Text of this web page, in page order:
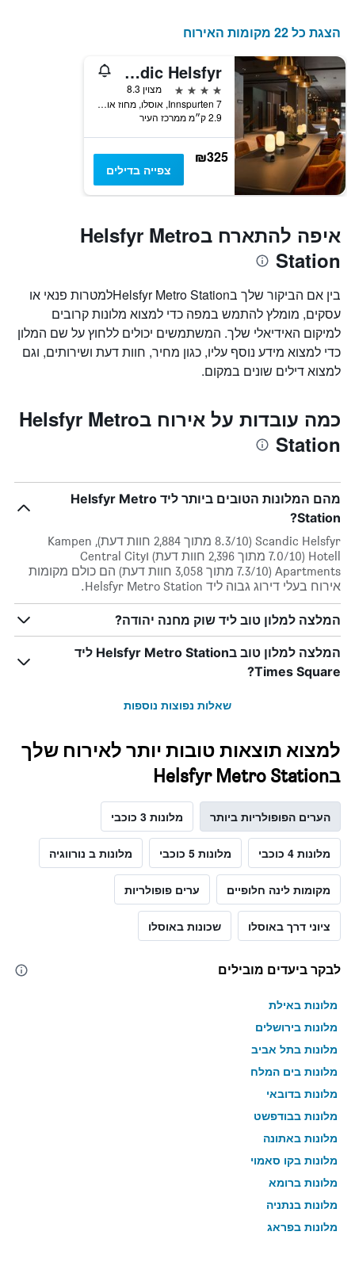
הצגת כל 22 מקומות האירוח
Scandic Helsfyr
4 כוכבים
מצוין 8.3
Innspurten 7, אוסלו, מחוז אוסלו, נורווגיה
2.9 ק״מ ממרכז העיר
₪325
צפייה בדילים
איפה להתארח בHelsfyr Metro
Station
בין אם הביקור שלך בHelsfyr Metro Stationלמטרות פנאי או
עסקים, מומלץ להתמש במפה כדי למצוא מלונות קרובים
למיקום האידיאלי שלך. המשתמשים יכולים ללחוץ על שם המלון
כדי למצוא מידע נוסף עליו, כגון מחיר, חוות דעת ושירותים, וגם
למצוא דילים שונים במקום.
כמה עובדות על אירוח בHelsfyr Metro
Station
מהם המלונות הטובים ביותר ליד Helsfyr Metro
Station?
Scandic Helsfyr (8.3/10 מתוך 2,884 חוות דעת), Kampen
Hotell (7.0/10 מתוך 2,396 חוות דעת) וCentral City
Apartments (7.3/10 מתוך 3,058 חוות דעת) הם כולם מקומות
אירוח בעלי דירוג גבוה ליד Helsfyr Metro Station.
המלצה למלון טוב ליד שוק מחנה יהודה?
המלצה למלון טוב בHelsfyr Metro Station ליד
Times Square?
שאלות נפוצות נוספות
למצוא תוצאות טובות יותר לאירוח שלך
בHelsfyr Metro Station
הערים הפופולריות ביותר מלונות 3 כוכבי
מלונות 4 כוכבי מלונות 5 כוכבי מלונות ב נורווגיה
מקומות לינה חלופיים ערים פופולריות
ציוני דרך באוסלו שכונות באוסלו
לבקר ביעדים מובילים
מלונות באילת
מלונות בירושלים
מלונות בתל אביב
מלונות בים המלח
מלונות בדובאי
מלונות בבודפשט
מלונות באתונה
מלונות בקו סאמוי
מלונות ברומא
מלונות בנתניה
מלונות בפראג